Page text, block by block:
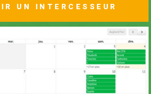
UN INTERCESSEUR